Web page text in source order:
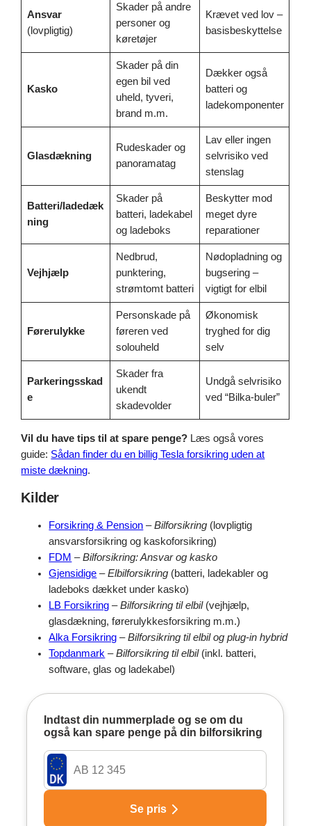
Ansvar
(lovpligtig)
Skader på andre
personer og
køretøjer
Krævet ved lov –
basisbeskyttelse
Kasko
Skader på din
egen bil ved
uheld, tyveri,
brand m.m.
Dækker også
batteri og
ladekomponenter
Glasdækning
Rudeskader og
panoramatag
Lav eller ingen
selvrisiko ved
stenslag
Batteri/ladedæk
ning
Skader på
batteri, ladekabel
og ladeboks
Beskytter mod
meget dyre
reparationer
Vejhjælp
Nedbrud,
punktering,
strømtomt batteri
Nødopladning og
bugsering –
vigtigt for elbil
Førerulykke
Personskade på
føreren ved
solouheld
Økonomisk
tryghed for dig
selv
Parkeringsskad
e
Skader fra
ukendt
skadevolder
Undgå selvrisiko
ved “Bilka-buler”
Vil du have tips til at spare penge? Læs også vores
guide: Sådan finder du en billig Tesla forsikring uden at
miste dækning.
Kilder
Forsikring & Pension –Bilforsikring (lovpligtig
ansvarsforsikring og kaskoforsikring)
FDM –Bilforsikring: Ansvar og kasko
Gjensidige –Elbilforsikring (batteri, ladekabler og
ladeboks dækket under kasko)
LB Forsikring –Bilforsikring til elbil(vejhjælp,
glasdækning, førerulykkesforsikring m.m.)
Alka Forsikring –Bilforsikring til elbil og plug-in hybrid
Topdanmark –Bilforsikring til elbil(inkl. batteri,
software, glas og ladekabel)